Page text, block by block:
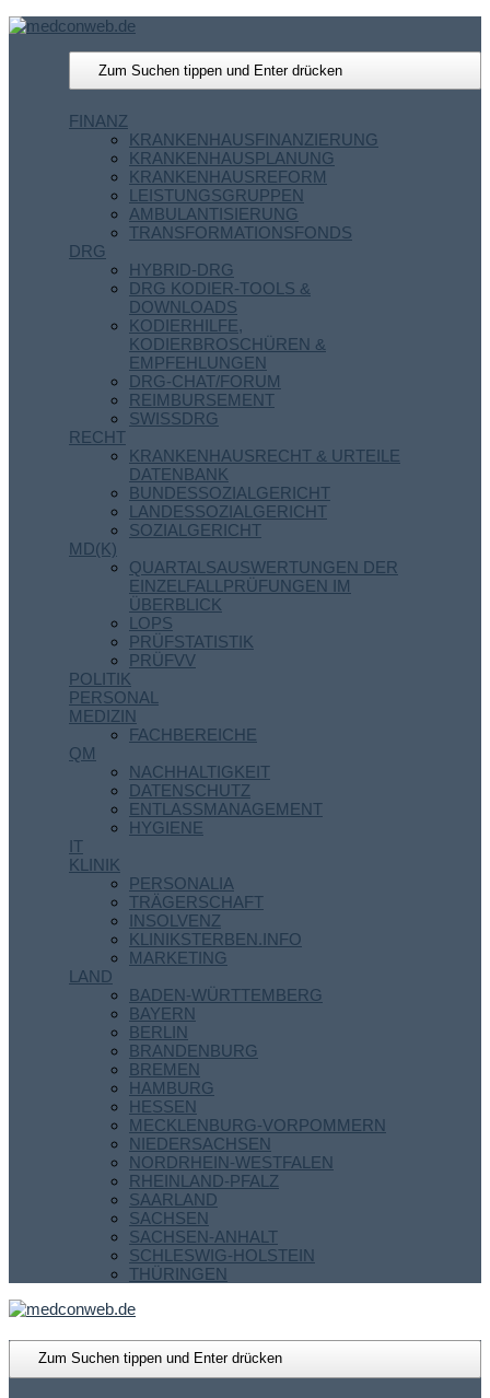
FINANZ
KRANKENHAUSFINANZIERUNG
KRANKENHAUSPLANUNG
KRANKENHAUSREFORM
LEISTUNGSGRUPPEN
AMBULANTISIERUNG
TRANSFORMATIONSFONDS
DRG
HYBRID-DRG
DRG KODIER-TOOLS &
DOWNLOADS
KODIERHILFE,
KODIERBROSCHÜREN &
EMPFEHLUNGEN
DRG-CHAT/FORUM
REIMBURSEMENT
SWISSDRG
RECHT
KRANKENHAUSRECHT & URTEILE
DATENBANK
BUNDESSOZIALGERICHT
LANDESSOZIALGERICHT
SOZIALGERICHT
MD(K)
QUARTALSAUSWERTUNGEN DER
EINZELFALLPRÜFUNGEN IM
ÜBERBLICK
LOPS
PRÜFSTATISTIK
PRÜFVV
POLITIK
PERSONAL
MEDIZIN
FACHBEREICHE
QM
NACHHALTIGKEIT
DATENSCHUTZ
ENTLASSMANAGEMENT
HYGIENE
IT
KLINIK
PERSONALIA
TRÄGERSCHAFT
INSOLVENZ
KLINIKSTERBEN.INFO
MARKETING
LAND
BADEN-WÜRTTEMBERG
BAYERN
BERLIN
BRANDENBURG
BREMEN
HAMBURG
HESSEN
MECKLENBURG-VORPOMMERN
NIEDERSACHSEN
NORDRHEIN-WESTFALEN
RHEINLAND-PFALZ
SAARLAND
SACHSEN
SACHSEN-ANHALT
SCHLESWIG-HOLSTEIN
THÜRINGEN